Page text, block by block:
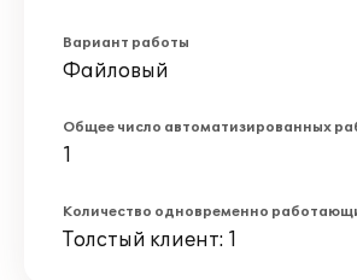
Вариант работы
Файловый
Общее число автоматизированных
1
Количество одновременно
Толстый клиент: 1